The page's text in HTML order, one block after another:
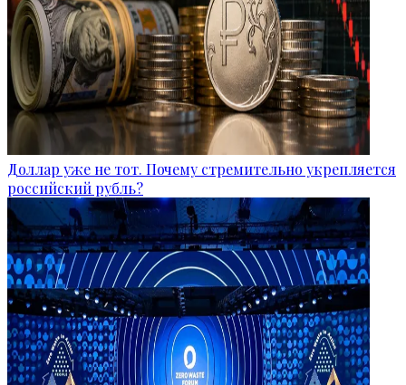
Доллар уже не тот. Почему стремительно укрепляется
российский рубль?